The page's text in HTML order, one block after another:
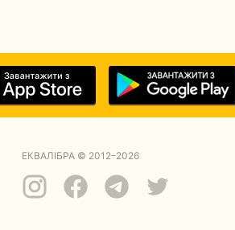
ЕКВАЛІБРА © 2012–2026